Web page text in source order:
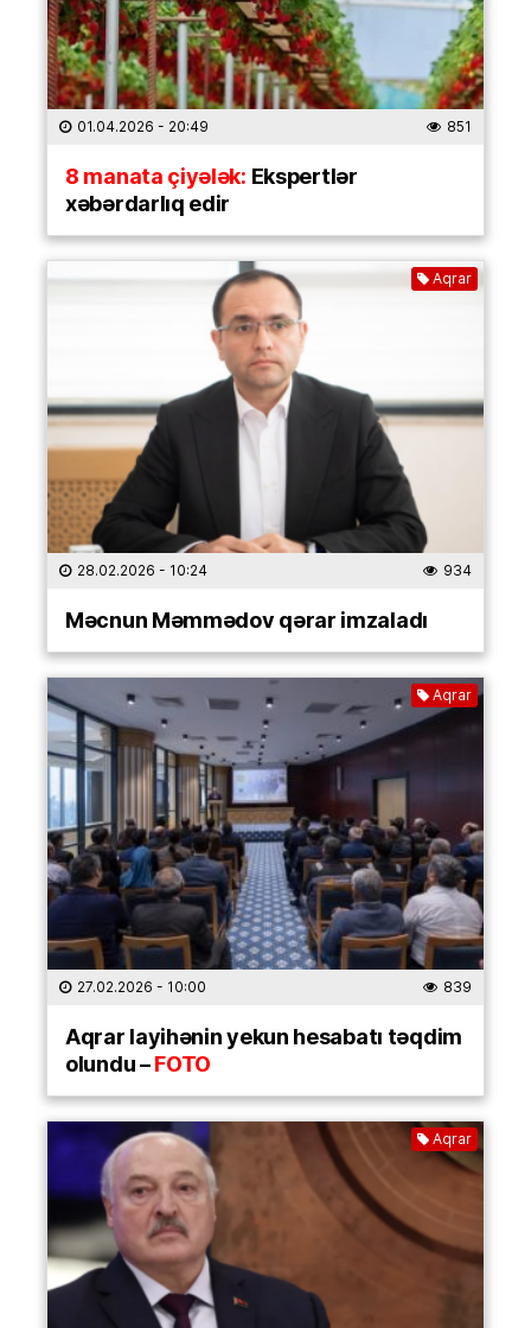
01.04.2026 - 20:49 851
8 manata çiyələk: Ekspertlər
xəbərdarlıq edir
Aqrar
28.02.2026 - 10:24 934
Məcnun Məmmədov qərar imzaladı
Aqrar
27.02.2026 - 10:00 839
Aqrar layihənin yekun hesabatı təqdim
olundu –FOTO
Aqrar